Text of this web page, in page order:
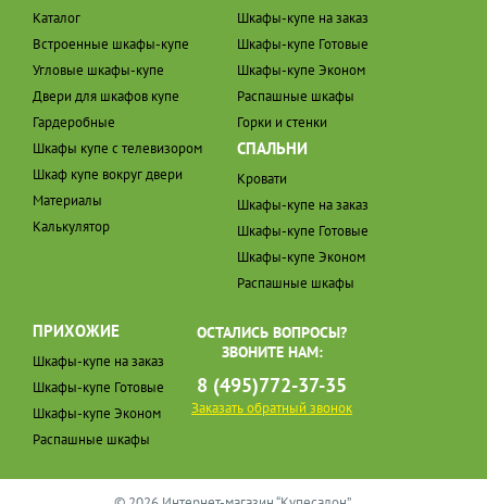
Каталог
Встроенные шкафы-купе
Угловые шкафы-купе
Двери для шкафов купе
Гардеробные
Шкафы купе с телевизором
Шкаф купе вокруг двери
Материалы
Калькулятор
Шкафы-купе на заказ
Шкафы-купе Готовые
Шкафы-купе Эконом
Распашные шкафы
Горки и стенки
СПАЛЬНИ
Кровати
Шкафы-купе на заказ
Шкафы-купе Готовые
Шкафы-купе Эконом
Распашные шкафы
ПРИХОЖИЕ
Шкафы-купе на заказ
Шкафы-купе Готовые
Шкафы-купе Эконом
Распашные шкафы
ОСТАЛИСЬ ВОПРОСЫ?
ЗВОНИТЕ НАМ:
8 (495)772-37-35
Заказать обратный звонок